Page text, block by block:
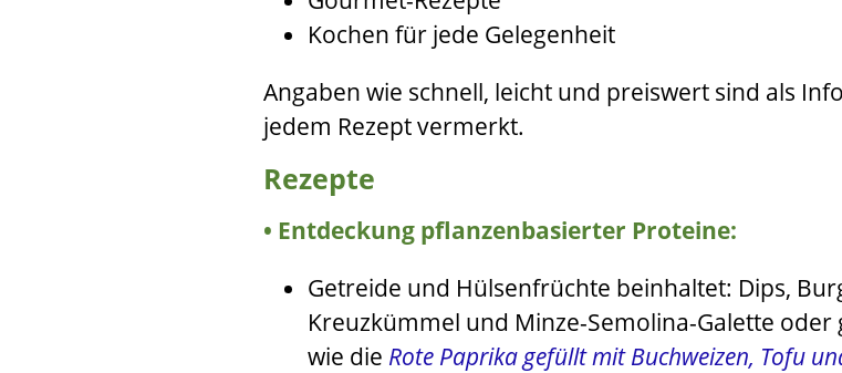
Kochen für jede Gelegenheit
Angaben wie schnell, leicht und preiswert sind als
jedem Rezept vermerkt.
Rezepte
Entdeckung pflanzenbasierter Proteine:
Getreide und Hülsenfrüchte beinhaltet: Dips,
Kreuzkümmel und Minze-Semolina-Galette oder
wie die Rote Paprika gefüllt mit Buchweizen, Tofu